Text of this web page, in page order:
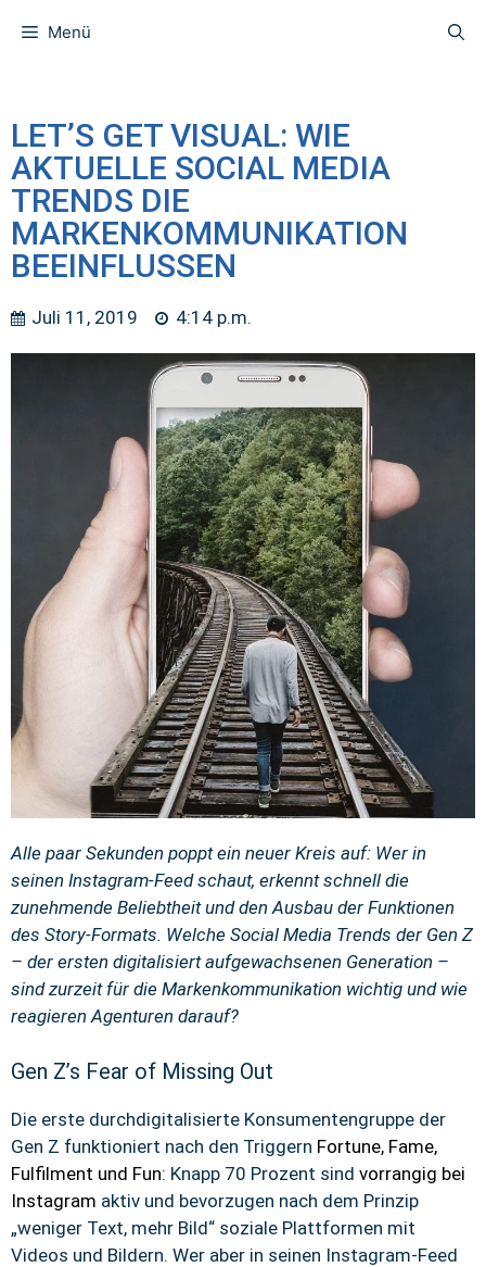
Menü
LET’S GET VISUAL: WIE
AKTUELLE SOCIAL MEDIA
TRENDS DIE
MARKENKOMMUNIKATION
BEEINFLUSSEN
Juli 11, 2019 4:14 p.m.
Alle paar Sekunden poppt ein neuer Kreis auf: Wer in
seinen Instagram-Feed schaut, erkennt schnell die
zunehmende Beliebtheit und den Ausbau der Funktionen
des Story-Formats. Welche Social Media Trends der Gen Z
– der ersten digitalisiert aufgewachsenen Generation –
sind zurzeit für die Markenkommunikation wichtig und wie
reagieren Agenturen darauf?
Gen Z’s Fear of Missing Out
Die erste durchdigitalisierte Konsumentengruppe der
Gen Z funktioniert nach den Triggern Fortune, Fame,
Fulfilment und Fun: Knapp 70 Prozent sind vorrangig bei
Instagram aktiv und bevorzugen nach dem Prinzip
„weniger Text, mehr Bild“ soziale Plattformen mit
Videos und Bildern. Wer aber in seinen Instagram-Feed